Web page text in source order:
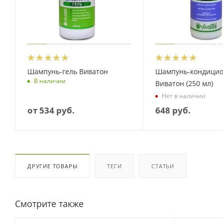
Шампунь-гель Виватон
В наличии
от534 руб.
Шампунь-
Виватон (250 мл)
Нет в наличии
648 руб.
ДРУГИЕ ТОВАРЫ ТЕГИ СТАТЬИ
Смотрите также